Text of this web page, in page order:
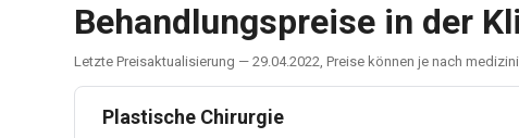
Behandlungspreise in der
Letzte Preisaktualisierung — 29.04.2022, Preise können je nach
Plastische Chirurgie